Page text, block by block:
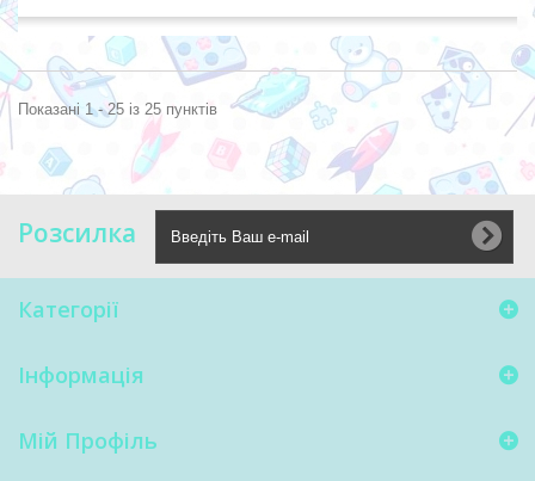
Показані 1 - 25 із 25 пунктів
Розсилка
Категорії
Інформація
Мій Профіль